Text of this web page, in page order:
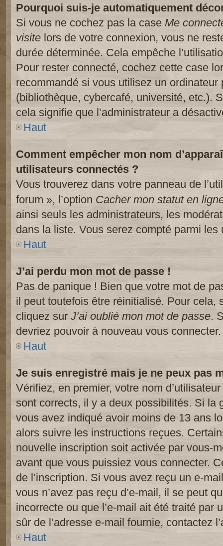
Pourquoi suis-je automatiquement
Si vous ne cochez pas la case Me
visite lors de votre connexion, vous ne
durée déterminée. Cela empêche
Pour rester connecté, cochez cette case
recommandé si vous utilisez un
(bibliothèque, cybercafé, université, etc.).
cela signifie que l’administrateur a
Haut
Comment empêcher mon nom
utilisateurs connectés ?
Vous trouverez dans votre panneau de
forum », l’option Cacher mon statut en
ainsi seuls les administrateurs, les
dans la liste. Vous serez compté parmi
Haut
J’ai perdu mon mot de passe !
Pas de panique ! Bien que votre mot de
il peut toutefois être réinitialisé. Pour cela,
cliquez sur J’ai oublié mon mot de passe.
devriez pouvoir à nouveau vous connecter.
Haut
Je suis enregistré mais je ne peux pas
Vérifiez, en premier, votre nom
sont corrects, il y a deux possibilités. Si la
vous avez indiqué avoir moins de 13 ans
alors suivre les instructions reçues.
nouvelle inscription soit activée par vous-
avant que vous puissiez vous connecter.
de l’inscription. Si vous avez reçu un e-
vous n’avez pas reçu d’e-mail, il se peut
incorrecte ou que l’e-mail ait été traité par
sûr de l’adresse e-mail fournie, contactez
Haut